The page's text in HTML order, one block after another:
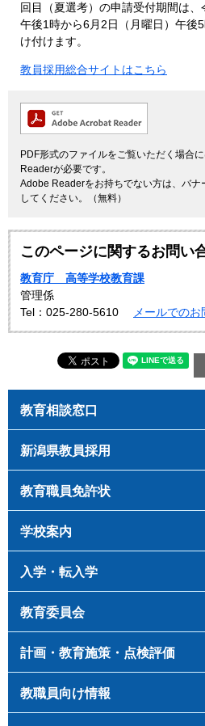
回目（夏選考）の申請受付期間は、
午後1時から6月2日（月曜日）午後
け付けます。
教員採用総合サイトはこちら
PDF形式のファイルをご覧いただく場合
Readerが必要です。
Adobe Readerをお持ちでない方は、バナ
してください。（無料）
このページに関するお問い
教育庁 高等学校教育課
管理係
Tel：025-280-5610
メールでの
教育相談窓口
新潟県教員採用
教育職員免許状
学校案内
入学・転入学
教育委員会
計画・教育施策・点検評価
教職員向け情報